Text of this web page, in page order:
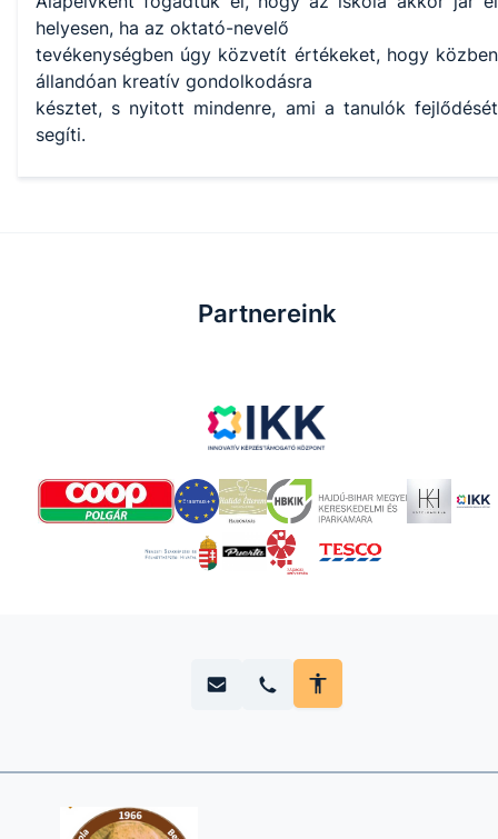
helyesen, ha az oktató-nevelő
tevékenységben úgy közvetít értékeket, hogy közben
állandóan kreatív gondolkodásra
késztet, s nyitott mindenre, ami a tanulók fejlődését
segíti.
Partnereink